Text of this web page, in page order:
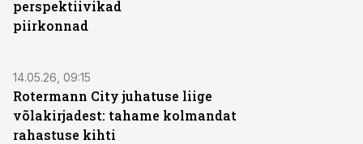
perspektiivikad
piirkonnad
14.05.26, 09:15
Rotermann City juhatuse liige
võlakirjadest: tahame kolmandat
rahastuse kihti